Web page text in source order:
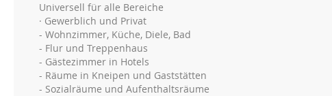
Universell für alle Bereiche
· Gewerblich und Privat
- Wohnzimmer, Küche, Diele, Bad
- Flur und Treppenhaus
- Gästezimmer in Hotels
- Räume in Kneipen und Gaststätten
- Sozialräume und Aufenthaltsräume